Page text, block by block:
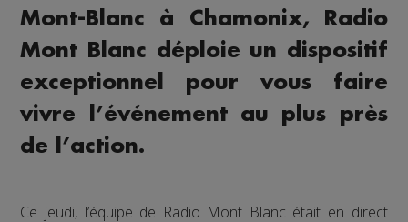
Mont-Blanc à Chamonix, Radio
Mont Blanc déploie un dispositif
exceptionnel pour vous faire
vivre l’événement au plus près
de l’action.
Ce jeudi, l’équipe de Radio Mont Blanc était en direct